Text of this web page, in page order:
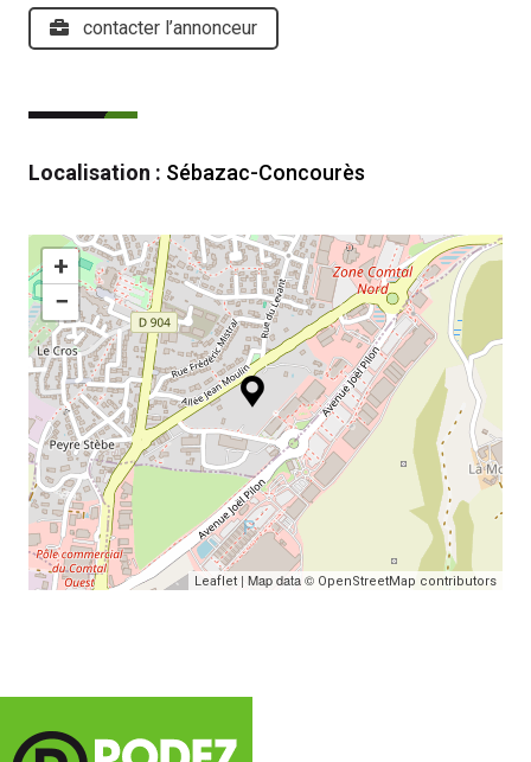
contacter l’annonceur
Localisation : Sébazac-Concourès
+
−
Leaflet | Map data © OpenStreetMap contributors